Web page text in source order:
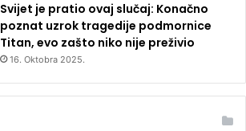
Svijet je pratio ovaj slučaj: Konačno
poznat uzrok tragedije podmornice
Titan, evo zašto niko nije preživio
16. Oktobra 2025.